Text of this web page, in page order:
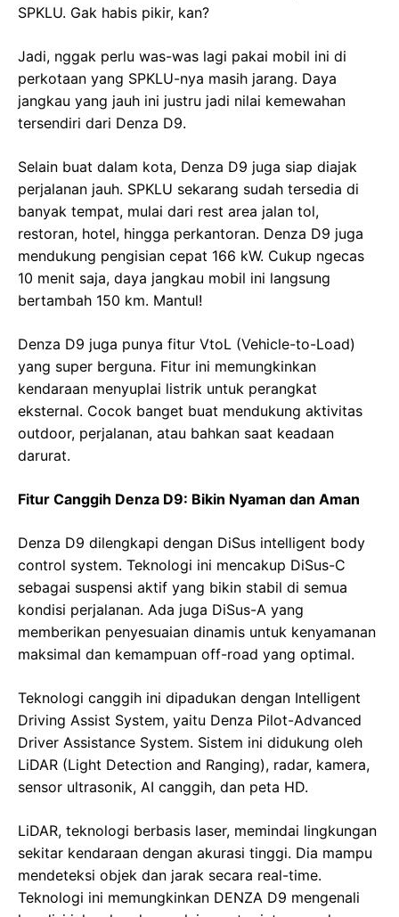
SPKLU. Gak habis pikir, kan?
Jadi, nggak perlu was-was lagi pakai mobil ini di
perkotaan yang SPKLU-nya masih jarang. Daya
jangkau yang jauh ini justru jadi nilai kemewahan
tersendiri dari Denza D9.
Selain buat dalam kota, Denza D9 juga siap diajak
perjalanan jauh. SPKLU sekarang sudah tersedia di
banyak tempat, mulai dari rest area jalan tol,
restoran, hotel, hingga perkantoran. Denza D9 juga
mendukung pengisian cepat 166 kW. Cukup ngecas
10 menit saja, daya jangkau mobil ini langsung
bertambah 150 km. Mantul!
Denza D9 juga punya fitur VtoL (Vehicle-to-Load)
yang super berguna. Fitur ini memungkinkan
kendaraan menyuplai listrik untuk perangkat
eksternal. Cocok banget buat mendukung aktivitas
outdoor, perjalanan, atau bahkan saat keadaan
darurat.
Fitur Canggih Denza D9: Bikin Nyaman dan Aman
Denza D9 dilengkapi dengan DiSus intelligent body
control system. Teknologi ini mencakup DiSus-C
sebagai suspensi aktif yang bikin stabil di semua
kondisi perjalanan. Ada juga DiSus-A yang
memberikan penyesuaian dinamis untuk kenyamanan
maksimal dan kemampuan off-road yang optimal.
Teknologi canggih ini dipadukan dengan Intelligent
Driving Assist System, yaitu Denza Pilot-Advanced
Driver Assistance System. Sistem ini didukung oleh
LiDAR (Light Detection and Ranging), radar, kamera,
sensor ultrasonik, AI canggih, dan peta HD.
LiDAR, teknologi berbasis laser, memindai lingkungan
sekitar kendaraan dengan akurasi tinggi. Dia mampu
mendeteksi objek dan jarak secara real-time.
Teknologi ini memungkinkan DENZA D9 mengenali